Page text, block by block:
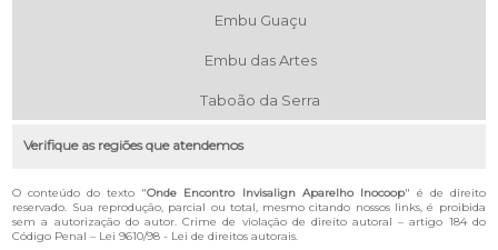
Embu Guaçu
Embu das Artes
Taboão da Serra
Verifique as regiões que atendemos
O conteúdo do texto "Onde Encontro Invisalign Aparelho Inocoop" é de direito
reservado. Sua reprodução, parcial ou total, mesmo citando nossos links, é proibida
sem a autorização do autor. Crime de violação de direito autoral – artigo 184 do
Código Penal – Lei 9610/98 - Lei de direitos autorais.